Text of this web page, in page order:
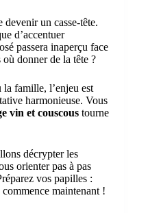
devenir un casse-tête.
d’accentuer
passera inaperçu face
donner de la tête ?
famille, l’enjeu est
harmonieuse. Vous
vin et couscous tourne
décrypter les
orienter pas à pas
vos papilles :
commence maintenant !